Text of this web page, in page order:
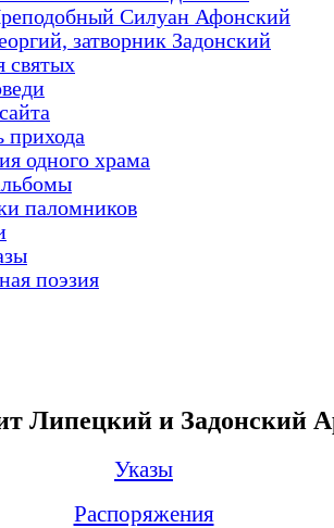
Силуан Афонский
затворник Задонский
святых
одного храма
паломников
поэзия
Липецкий и Задонский
Указы
Распоряжения